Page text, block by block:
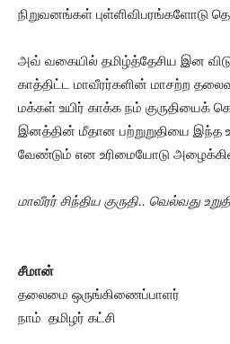
நிறுவனங்கள் புள்ளிவிபரங்களோடு
அவ் வகையில் தமிழ்த்தேசிய இன
காத்திட்ட மாவீரர்களின் மாசற்ற
மக்கள் உயிர் காக்க நம் குருதியைக்
இனத்தின் மீதான பற்றுறுதியை இந்த
வேண்டும் என உரிமையோடு
மாவீரர் சிந்திய குருதி.. வெல்வது
சீமான்
தலைமை ஒருங்கிணைப்பாளர்
நாம் தமிழர் கட்சி